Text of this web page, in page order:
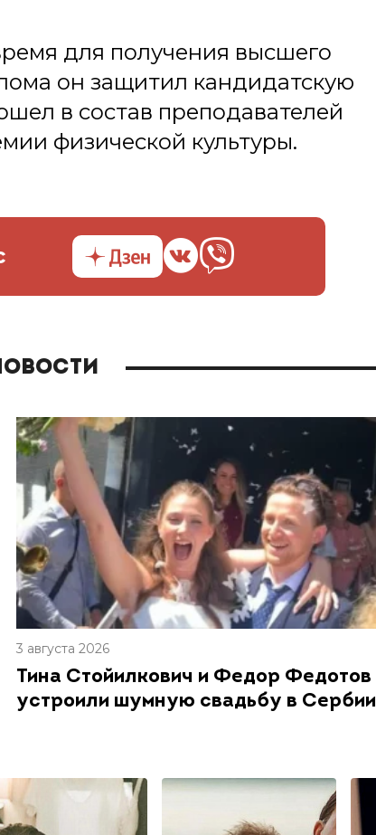
для получения высшего
он защитил кандидатскую
в состав преподавателей
физической культуры.
3 августа 2026
Тина Стойилкович и Федор Федотов
устроили шумную свадьбу в Сербии